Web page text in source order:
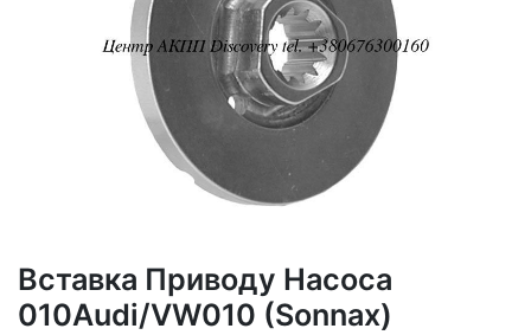
Вставка Приводу Насоса
010Audi/VW010 (Sonnax)